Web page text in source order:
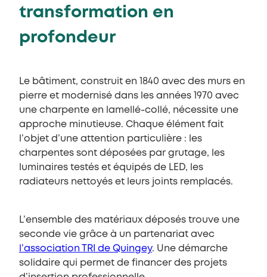
transformation en
profondeur
Le bâtiment, construit en 1840 avec des murs en
pierre et modernisé dans les années 1970 avec
une charpente en lamellé-collé, nécessite une
approche minutieuse. Chaque élément fait
l’objet d’une attention particulière : les
charpentes sont déposées par grutage, les
luminaires testés et équipés de LED, les
radiateurs nettoyés et leurs joints remplacés.
L’ensemble des matériaux déposés trouve une
seconde vie grâce à un partenariat avec
l’association TRI de Quingey. Une démarche
solidaire qui permet de financer des projets